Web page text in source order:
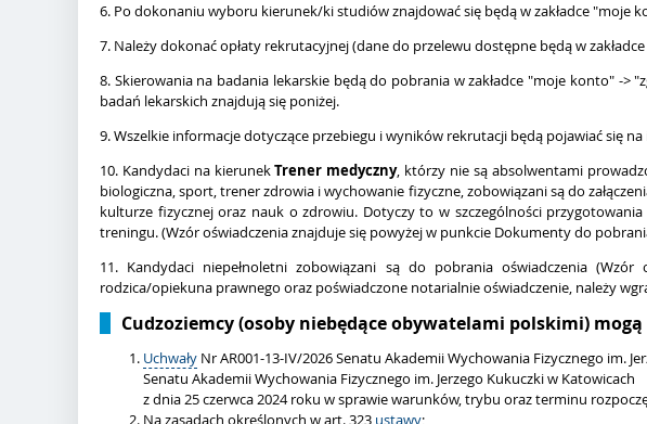
6. Po dokonaniu wyboru kierunek/ki studiów znajdować się będą w zakładce "moje
7. Należy dokonać opłaty rekrutacyjnej (dane do przelewu dostępne będą w
8. Skierowania na badania lekarskie będą do pobrania w zakładce "moje konto" ->
badań lekarskich znajdują się poniżej.
9. Wszelkie informacje dotyczące przebiegu i wyników rekrutacji będą pojawiać się
10. Kandydaci na kierunekTrener medyczny, którzy nie są absolwentami
biologiczna, sport, trener zdrowia i wychowanie fizyczne, zobowiązani są do
kulturze fizycznej oraz nauk o zdrowiu. Dotyczy to w szczególności
treningu.(Wzór oświadczenia znajduje się powyżej w punkcie Dokumenty do
11. Kandydaci niepełnoletni zobowiązani są do pobrania oświadczenia
rodzica/opiekuna prawnego oraz poświadczone notarialnie oświadczenie, należy
Cudzoziemcy (osoby niebędące obywatelami polskimi)
Uchwały Nr AR001-13-IV/2026Senatu Akademii Wychowania Fizycznego im.
Senatu Akademii Wychowania Fizycznego im. Jerzego Kukuczki w Katowicach
z dnia 25 czerwca 2024 roku w sprawie warunków, trybu oraz terminu
Na zasadach określonych w art. 323 ustawy;